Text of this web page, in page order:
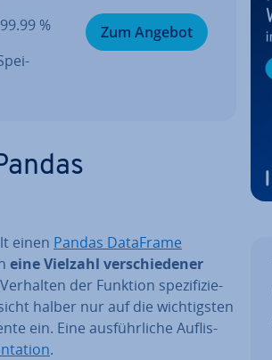
%
Zum Angebot
einen Pandas DataFrame
eine Vielzahl ver­schie­de­ner
der Funktion spe­zi­fi­zie­
halber nur auf die wich­tigs­ten
ein. Eine aus­führ­li­che Auf­lis­
.